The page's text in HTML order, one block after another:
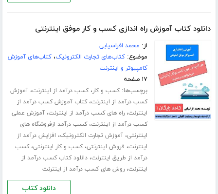
دانلود کتاب آموزش راه اندازی کسب و کار موفق اینترنتی
از: محمد افراسیابی
موضوع:کتاب‌های تجارت الکترونیک،کتاب‌های آموزش
کامپیوتر و اینترنت
۱۷ صفحه
برچسب‌ها:کسب و کار،کسب درآمد از اینترنت،آموزش
کسب درآمد از اینترنت،کتاب آموزش کسب درآمد از
اینترنت،راه های کسب درآمد از اینترنت،آموزش عملی
کسب درآمد از اینترنت،کسب درآمد ازفروشگاه های
اینترنتی،آموزش تجارت الکترونیک، افزایش درآمد از
اینترنت، فروش اینترنتی،کسب و کار اینترنتی،کسب
درآمد از طریق اینترنت،دانلود کتاب کسب درآمد از
اینترنت،روش های کسب درآمد از اینترنت
دانلود کتاب